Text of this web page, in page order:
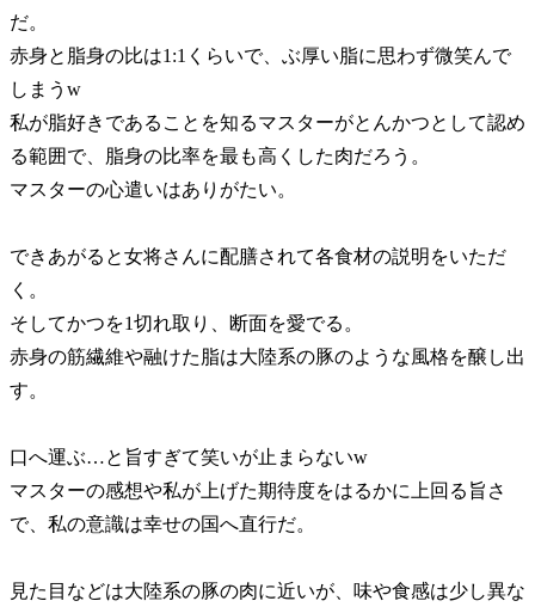
だ。
赤身と脂身の比は1:1くらいで、ぶ厚い脂に思わず微笑んで
しまうw
私が脂好きであることを知るマスターがとんかつとして認め
る範囲で、脂身の比率を最も高くした肉だろう。
マスターの心遣いはありがたい。
できあがると女将さんに配膳されて各食材の説明をいただ
く。
そしてかつを1切れ取り、断面を愛でる。
赤身の筋繊維や融けた脂は大陸系の豚のような風格を醸し出
す。
口へ運ぶ…と旨すぎて笑いが止まらないw
マスターの感想や私が上げた期待度をはるかに上回る旨さ
で、私の意識は幸せの国へ直行だ。
見た目などは大陸系の豚の肉に近いが、味や食感は少し異な